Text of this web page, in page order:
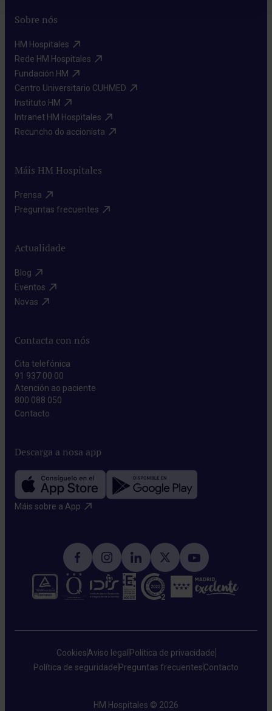
Sobre nós
HM Hospitales​
Rede HM Hospitales​
Fundación HM​
Centro Universitario CUHMED​
Instituto HM​
Intranet HM Hospitales​
Recuncho do accionista​
Máis HM Hospitales
Prensa​
Preguntas frecuentes​
Actualidade
Blog​
Eventos​
Novas​
Contacta con nós
Cita telefónica
91 937 00 00
Atención ao paciente
800 088 050
Contacto​
Descarga a nosa app
Máis sobre a App​
CookiesAviso legal Política de privacidade
Política de seguridade Preguntas frecuentesContacto
HM Hospitales © 2026